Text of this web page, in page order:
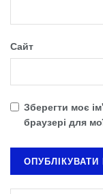
Сайт
Зберегти моє
браузері для